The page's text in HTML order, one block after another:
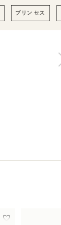
プリンセス